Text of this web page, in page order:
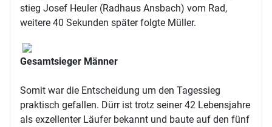
stieg Josef Heuler (Radhaus Ansbach) vom Rad,
weitere 40 Sekunden später folgte Müller.
Gesamtsieger Männer
Somit war die Entscheidung um den Tagessieg
praktisch gefallen. Dürr ist trotz seiner 42 Lebensjahre
als exzellenter Läufer bekannt und baute auf den fünf